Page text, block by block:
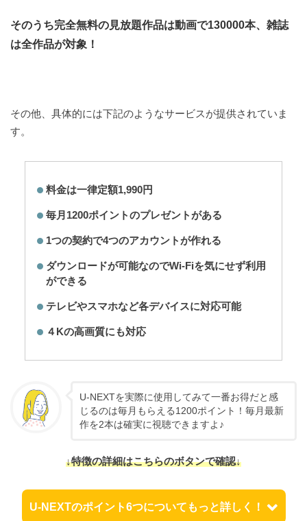
そのうち完全無料の見放題作品は動画で130000本、雑誌
は全作品が対象！
その他、具体的には下記のようなサービスが提供されていま
す。
料金は一律定額1,990円
毎月1200ポイントのプレゼントがある
1つの契約で4つのアカウントが作れる
ダウンロードが可能なのでWi-Fiを気にせず利用
ができる
テレビやスマホなど各デバイスに対応可能
４Kの高画質にも対応
U-NEXTを実際に使用してみて一番お得だと感
じるのは毎月もらえる1200ポイント！毎月最新
作を2本は確実に視聴できますよ♪
↓特徴の詳細はこちらのボタンで確認↓
U-NEXTのポイント6つについてもっと詳しく！